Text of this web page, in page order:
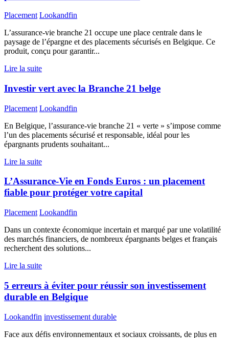
Placement Lookandfin
L’assurance-vie branche 21 occupe une place centrale dans le
paysage de l’épargne et des placements sécurisés en Belgique. Ce
produit, conçu pour garantir...
Lire la suite
Investir vert avec la Branche 21 belge
Placement Lookandfin
En Belgique, l’assurance-vie branche 21 « verte » s’impose comme
l’un des placements sécurisé et responsable, idéal pour les
épargnants prudents souhaitant...
Lire la suite
L’Assurance-Vie en Fonds Euros : un placement
fiable pour protéger votre capital
Placement Lookandfin
Dans un contexte économique incertain et marqué par une volatilité
des marchés financiers, de nombreux épargnants belges et français
recherchent des solutions...
Lire la suite
5 erreurs à éviter pour réussir son investissement
durable en Belgique
Lookandfin investissement durable
Face aux défis environnementaux et sociaux croissants, de plus en